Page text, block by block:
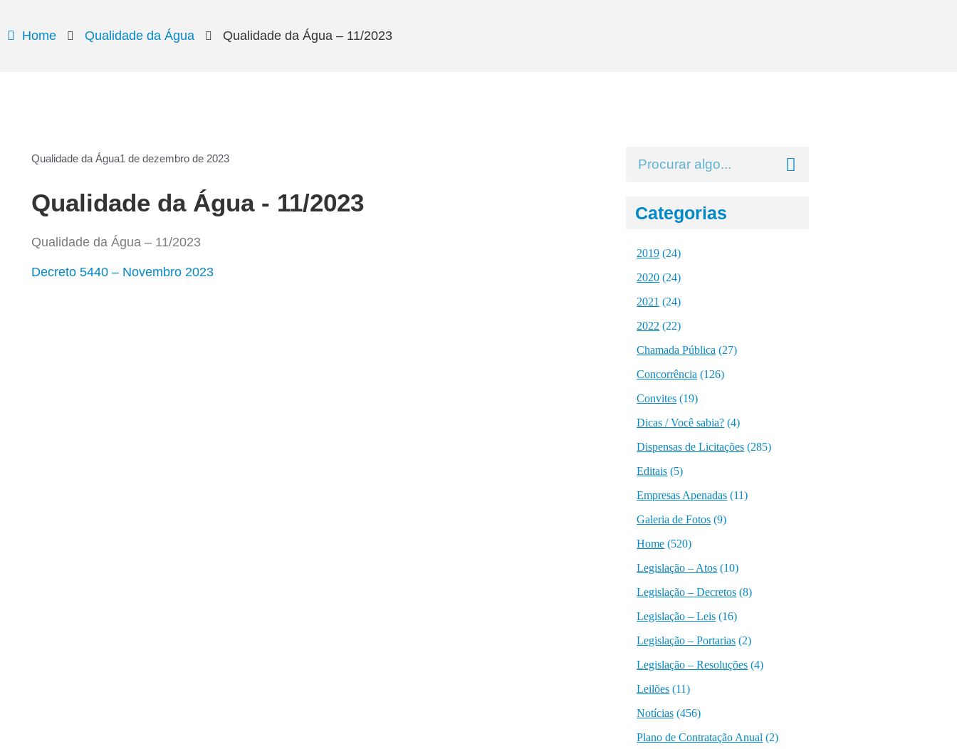
Home Qualidade da Água Qualidade da Água – 11/2023
Qualidade da Água1 de dezembro de 2023
Qualidade da Água - 11/2023
Qualidade da Água – 11/2023
Decreto 5440 – Novembro 2023
Categorias
2019 (24)
2020 (24)
2021 (24)
2022 (22)
Chamada Pública (27)
Concorrência (126)
Convites (19)
Dicas / Você sabia? (4)
Dispensas de Licitações (285)
Editais (5)
Empresas Apenadas (11)
Galeria de Fotos (9)
Home (520)
Legislação – Atos (10)
Legislação – Decretos (8)
Legislação – Leis (16)
Legislação – Portarias (2)
Legislação – Resoluções (4)
Leilões (11)
Notícias (456)
Plano de Contratação Anual (2)